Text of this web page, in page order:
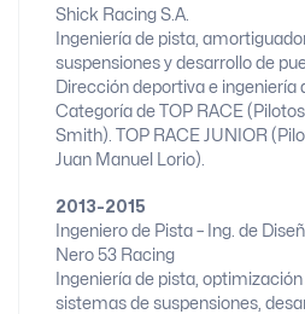
Shick Racing S.A.
Ingeniería de pista,
suspensiones y desarrollo de
Dirección deportiva e ingeniería
Categoría de TOP RACE
Smith). TOP RACE JUNIOR
Juan Manuel Lorio).
2013-2015
Ingeniero de Pista – Ing. de
Nero 53 Racing
Ingeniería de pista,
sistemas de suspensiones,